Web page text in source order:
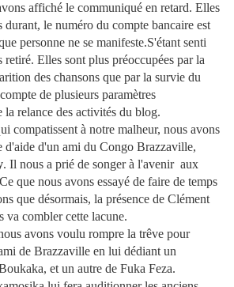
affiché le communiqué en retard. Elles
durant, le numéro du compte bancaire est
personne ne se manifeste.S'étant senti
Elles sont plus préoccupées par la
des chansons que par la survie du
de plusieurs paramètres
la relance des activités du blog.
compatissent à notre malheur, nous avons
d'aide d'un ami du Congo Brazzaville,
. Il nous a prié de songer à l'avenir aux
que nous avons essayé de faire de temps
que désormais, la présence de Clément
va combler cette lacune.
avons voulu rompre la trêve pour
de Brazzaville en lui dédiant un
et un autre de Fuka Feza.